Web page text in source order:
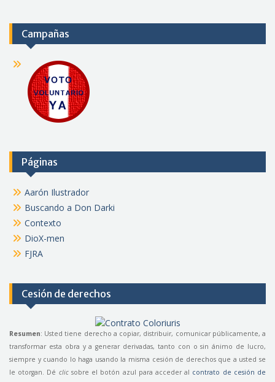
Campañas
Páginas
Aarón Ilustrador
Buscando a Don Darki
Contexto
DioX-men
FJRA
Cesión de derechos
Resumen: Usted tiene derecho a copiar, distribuir, comunicar públicamente, a
transformar esta obra y a generar derivadas, tanto con o sin ánimo de lucro,
siempre y cuando lo haga usando la misma cesión de derechos que a usted se
le otorgan. Dé clicsobre el botón azul para acceder al contrato de cesión de